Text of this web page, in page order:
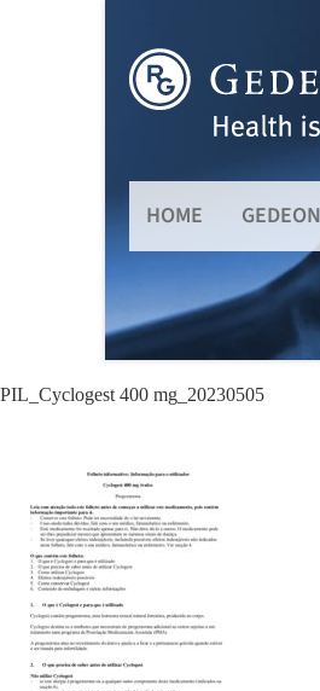
HOME
PIL_Cyclogest 400 mg_20230505